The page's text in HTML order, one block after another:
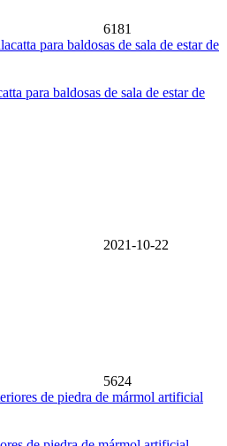
6181
para baldosas de sala de estar de
2021-10-22
5624